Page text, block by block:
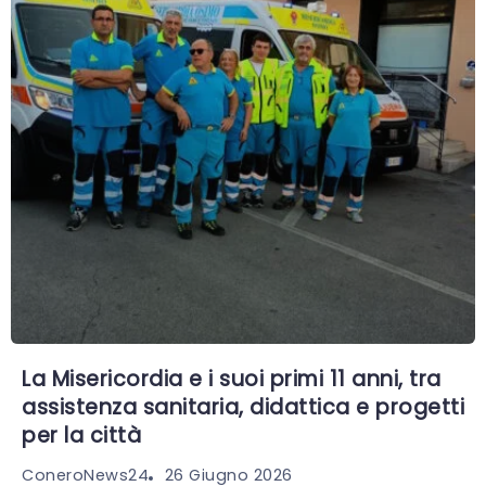
La Misericordia e i suoi primi 11 anni, tra
assistenza sanitaria, didattica e progetti
per la città
ConeroNews24 26 Giugno 2026